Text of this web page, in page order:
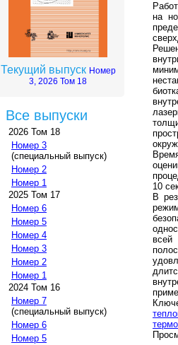
Текущий выпуск Номер
3, 2026 Том 18
Все выпуски
2026 Том 18
Номер 3
(специальный выпуск)
Номер 2
Номер 1
2025 Том 17
Номер 6
Номер 5
Номер 4
Номер 3
Номер 2
Номер 1
2024 Том 16
Номер 7
(специальный выпуск)
Номер 6
Номер 5
на
10
В
всей